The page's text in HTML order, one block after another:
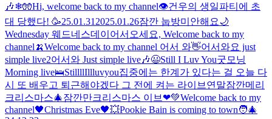
🎶❄🧤Hi, welcome back to my channel👁️건우의 생일파티에 초
대 당했다! 🥳25.01.31 2025.01.26잠깐 눕방미안해요 🌙
Wednesday 웨드네스데이 어서오세요, Welcome back to my
channel🍌Welcome back to my channel 어서 와👋어서와요 just
simple live2어서와 Just simple live🎶😃Still I Luv You굿모닝
Morning live🛌StillllIllluvyou집중에는 한계가 있다는 걸 오늘 다
시 또 배우고 퇴근해야겠다 그 전에 켜는 라이브 연말잠깐메리
크리스마스🎄잠깐만크리스마스 이브❤💚Welcome back to my
channel🖤Christmas Eve🖤💥Pookie Bain is coming to town🧑‍🎄